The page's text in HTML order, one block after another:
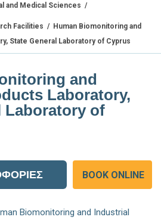
and Medical Sciences /
Facilities / Human Biomonitoring and
State General Laboratory of Cyprus
and
Laboratory,
Laboratory of
BOOK ONLINE
Biomonitoring and Industrial